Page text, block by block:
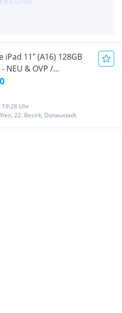
iPad 11" (A16) 128GB
- NEU & OVP /
19:28 Uhr
22. Bezirk, Donaustadt